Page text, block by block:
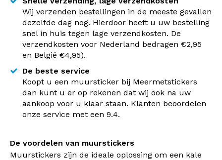
Wij verzenden bestellingen in de meeste gevallen
dezelfde dag nog. Hierdoor heeft u uw bestelling
snel in huis tegen lage verzendkosten. De
verzendkosten voor Nederland bedragen €2,95
en België €4,95).
De beste service
Koopt u een muursticker bij Meermetstickers
dan kunt u er op rekenen dat wij ook na uw
aankoop voor u klaar staan. Klanten beoordelen
onze service met een 9.4.
De voordelen van muurstickers
Muurstickers zijn de ideale oplossing om een kale